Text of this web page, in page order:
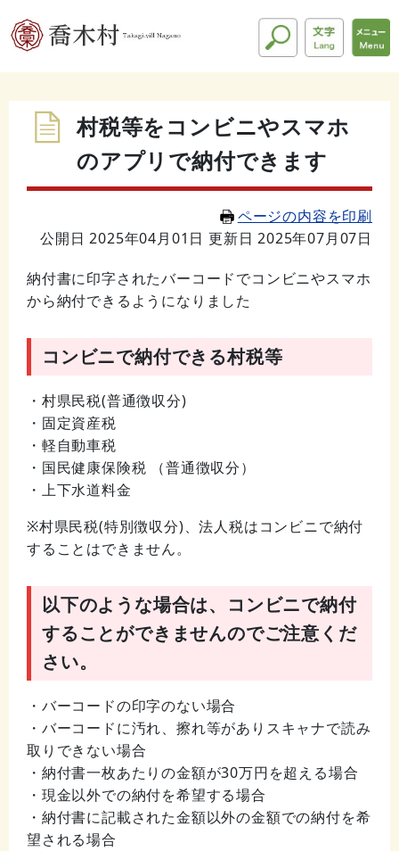
村税等をコンビニやスマホ
のアプリで納付できます
ページの内容を印刷
公開日 2025年04月01日 更新日 2025年07月07日
納付書に印字されたバーコードでコンビニやスマホ
から納付できるようになりました
コンビニで納付できる村税等
・村県民税(普通徴収分)
・固定資産税
・軽自動車税
・国民健康保険税 （普通徴収分）
・上下水道料金
※村県民税(特別徴収分)、法人税はコンビニで納付
することはできません。
以下のような場合は、コンビニで納付
することができませんのでご注意くだ
さい。
・バーコードの印字のない場合
・バーコードに汚れ、擦れ等がありスキャナで読み
取りできない場合
・納付書一枚あたりの金額が30万円を超える場合
・現金以外での納付を希望する場合
・納付書に記載された金額以外の金額での納付を希
望される場合